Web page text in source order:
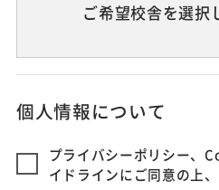
ご希望校舎を選択
個人情報について
プライバシーポリシー、
イドラインにご同意の上